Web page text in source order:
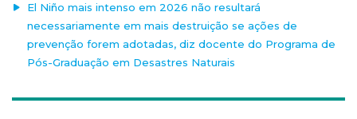
El Niño mais intenso em 2026 não resultará
necessariamente em mais destruição se ações de
prevenção forem adotadas, diz docente do Programa de
Pós-Graduação em Desastres Naturais